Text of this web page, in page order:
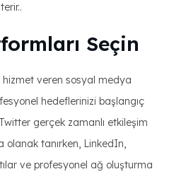
Seçin
hizmet veren sosyal medya
hedeflerinizi başlangıç
gerçek zamanlı etkileşim
olanak tanırken, LinkedIn,
ve profesyonel ağ oluşturma